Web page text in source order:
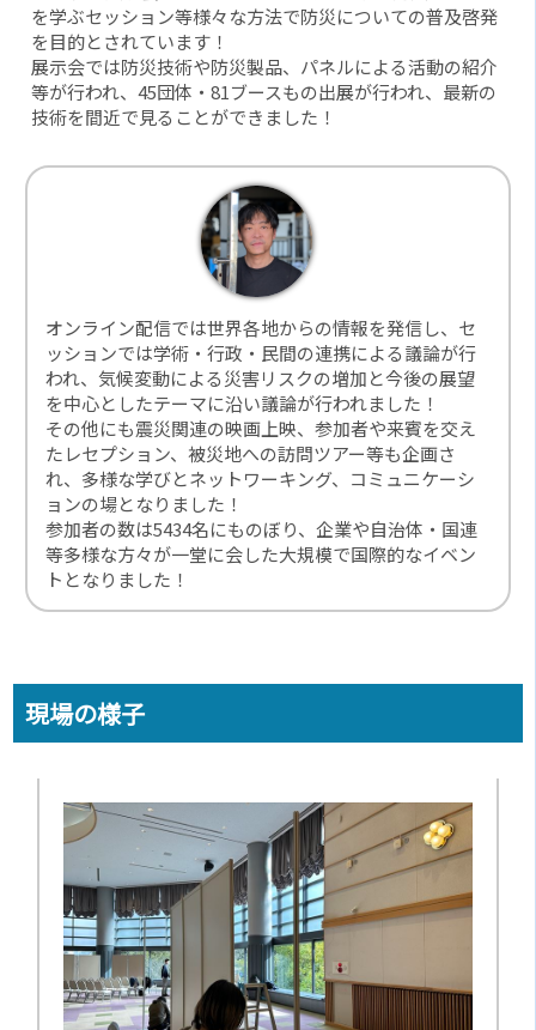
を学ぶセッション等様々な方法で防災についての普及啓発
を目的とされています！
展示会では防災技術や防災製品、パネルによる活動の紹介
等が行われ、45団体・81ブースもの出展が行われ、最新の
技術を間近で見ることができました！
オンライン配信では世界各地からの情報を発信し、セ
ッションでは学術・行政・民間の連携による議論が行
われ、気候変動による災害リスクの増加と今後の展望
を中心としたテーマに沿い議論が行われました！
その他にも震災関連の映画上映、参加者や来賓を交え
たレセプション、被災地への訪問ツアー等も企画さ
れ、多様な学びとネットワーキング、コミュニケーシ
ョンの場となりました！
参加者の数は5434名にものぼり、企業や自治体・国連
等多様な方々が一堂に会した大規模で国際的なイベン
トとなりました！
現場の様子